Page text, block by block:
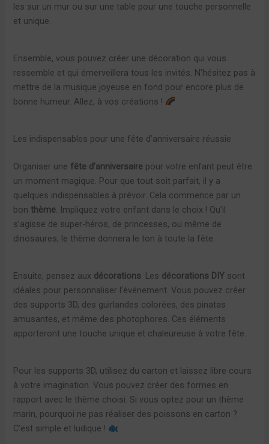
les sur un mur ou sur une table pour une touche personnelle
et unique.
Ensemble, vous pouvez créer une décoration qui vous
ressemble et qui émerveillera tous les invités. N’hésitez pas à
mettre de la musique joyeuse en fond pour encore plus de
bonne humeur. Allez, à vos créations !
Les indispensables pour une fête d’anniversaire réussie
Organiser une fête d’anniversaire pour votre enfant peut être
un moment magique. Pour que tout soit parfait, il y a
quelques indispensables à prévoir. Cela commence par un
bonthème. Impliquez votre enfant dans le choix ! Qu’il
s’agisse de super-héros, de princesses, ou même de
dinosaures, le thème donnera le ton à toute la fête.
Ensuite, pensez aux décorations. Les décorations DIY sont
idéales pour personnaliser l’événement. Vous pouvez créer
des supports 3D, des guirlandes colorées, des pinatas
amusantes, et même des photophores. Ces éléments
apporteront une touche unique et chaleureuse à votre fête.
Pour les supports 3D, utilisez du carton et laissez libre cours
à votre imagination. Vous pouvez créer des formes en
rapport avec le thème choisi. Si vous optez pour un thème
marin, pourquoi ne pas réaliser des poissons en carton ?
C’est simple et ludique !